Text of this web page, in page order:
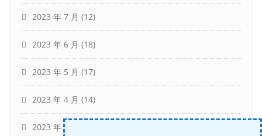
2023 年 7 月 (12)
2023 年 6 月 (18)
2023 年 5 月 (17)
2023 年 4 月 (14)
2023 年 3 月